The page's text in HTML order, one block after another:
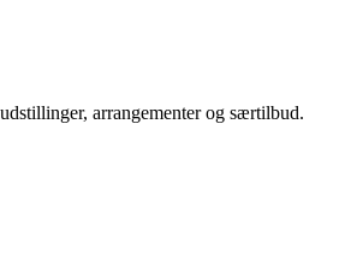
arrangementer og særtilbud.